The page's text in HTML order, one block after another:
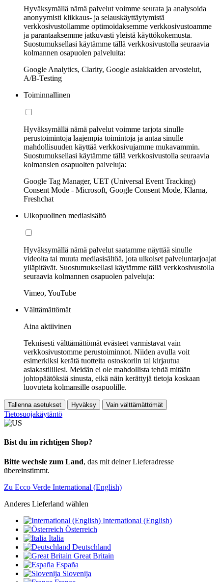
Hyväksymällä nämä palvelut voimme seurata ja analysoida
anonyymisti klikkaus- ja selauskäyttäytymistä
verkkosivustollamme optimoidaksemme verkkosivustoamme
ja parantaaksemme jatkuvasti yleistä käyttökokemusta.
Suostumuksellasi käytämme tällä verkkosivustolla seuraavia
kolmannen osapuolen palveluita:
Google Analytics, Clarity, Google asiakkaiden arvostelut,
A/B-Testing
Toiminnallinen
Hyväksymällä nämä palvelut voimme tarjota sinulle
perustoimintoja laajempia toimintoja ja antaa sinulle
mahdollisuuden käyttää verkkosivujamme mukavammin.
Suostumuksellasi käytämme tällä verkkosivustolla seuraavia
kolmansien osapuolten palveluja:
Google Tag Manager, UET (Universal Event Tracking)
Consent Mode - Microsoft, Google Consent Mode, Klarna,
Freshchat
Ulkopuolinen mediasisältö
Hyväksymällä nämä palvelut saatamme näyttää sinulle
videoita tai muuta mediasisältöä, jota ulkoiset palveluntarjoajat
ylläpitävät. Suostumuksellasi käytämme tällä verkkosivustolla
seuraavia kolmannen osapuolen palveluja:
Vimeo, YouTube
Välttämättömät
Aina aktiivinen
Teknisesti välttämättömät evästeet varmistavat vain
verkkosivustomme perustoiminnot. Niiden avulla voit
esimerkiksi kerätä tuotteita ostoskoriin tai kirjautua
asiakastilillesi. Meidän ei ole mahdollista tehdä mitään
johtopäätöksiä sinusta, eikä näin kerättyjä tietoja koskaan
luovuteta kolmansille osapuolille.
Tallenna asetukset Hyväksy Vain välttämättömät
Tietosuojakäytäntö
Bist du im richtigen Shop?
Bitte wechsle zum Land, das mit deiner Lieferadresse
übereinstimmt.
Zu Ecco Verde International (English)
Anderes Lieferland wählen
International (English)
Österreich
Italia
Deutschland
Great Britain
España
Slovenija